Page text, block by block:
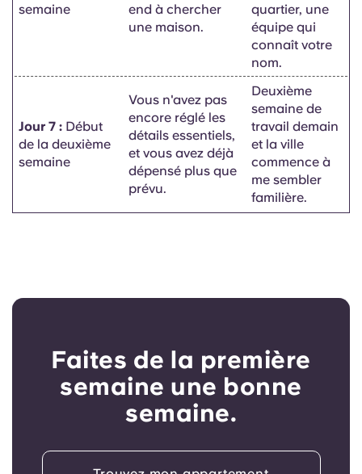
semaine
end à chercher
une maison.
quartier, une
équipe qui
connaît votre
nom.
Jour 7 : Début
de la deuxième
semaine
Vous n'avez pas
encore réglé les
détails essentiels,
et vous avez déjà
dépensé plus que
prévu.
Deuxième
semaine de
travail demain
et la ville
commence à
me sembler
familière.
Faites de la première
semaine une bonne
semaine.